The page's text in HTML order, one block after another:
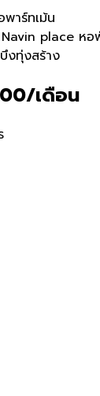
าร์ทเม้น
ลส -
place ห
งทุ่งสร้าง
/เดือน